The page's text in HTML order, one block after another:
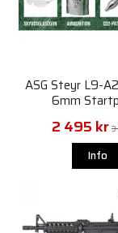
ASG Steyr L9-
6mm
2 495 kr
Info